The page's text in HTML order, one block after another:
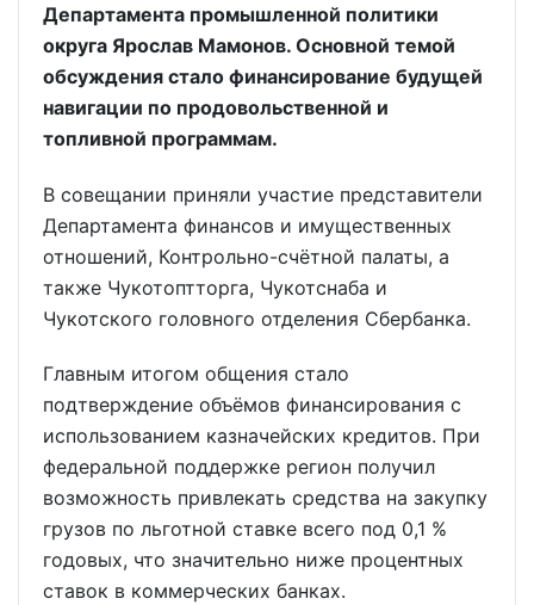
Департамента промышленной политики
округа Ярослав Мамонов. Основной темой
обсуждения стало финансирование будущей
навигации по продовольственной и
топливной программам.
В совещании приняли участие представители
Департамента финансов и имущественных
отношений, Контрольно-счётной палаты, а
также Чукотоптторга, Чукотснаба и
Чукотского головного отделения Сбербанка.
Главным итогом общения стало
подтверждение объёмов финансирования с
использованием казначейских кредитов. При
федеральной поддержке регион получил
возможность привлекать средства на закупку
грузов по льготной ставке всего под 0,1 %
годовых, что значительно ниже процентных
ставок в коммерческих банках.